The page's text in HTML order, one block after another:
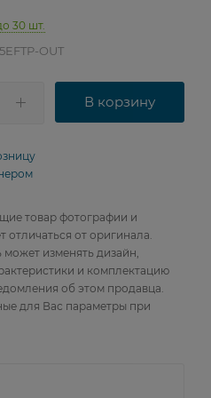
30 шт.
OUT
В корзину
товар фотографии и
отличаться от оригинала.
изменять дизайн,
и комплектацию
об этом продавца.
для Вас параметры при